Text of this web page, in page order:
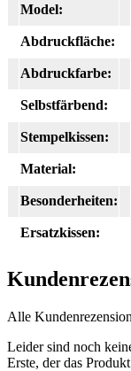
Model:
Abdruckfläche:
Abdruckfarbe:
Selbstfärbend:
Stempelkissen:
Material:
Besonderheiten:
Ersatzkissen:
Alle
Leider sind noch
Erste, der das